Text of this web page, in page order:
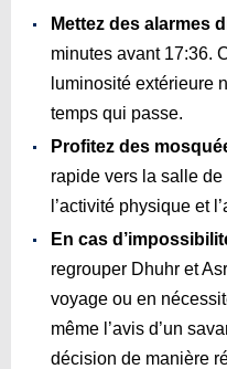
Mettez des alarmes
minutes avant 17:36.
luminosité extérieure
temps qui passe.
Profitez des
rapide vers la salle
l’activité physique et
En cas
regrouper Dhuhr et
voyage ou en
même l’avis d’un
décision de manière